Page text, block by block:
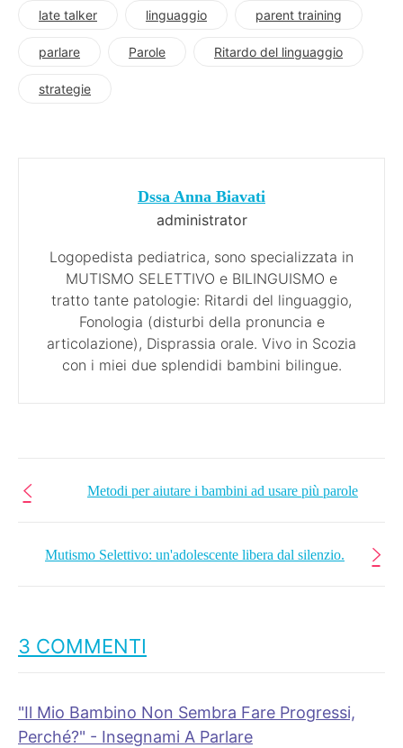
late talker linguaggio parent training
parlare Parole Ritardo del linguaggio
strategie
Dssa Anna Biavati
administrator
Logopedista pediatrica, sono specializzata in
MUTISMO SELETTIVO e BILINGUISMO e
tratto tante patologie: Ritardi del linguaggio,
Fonologia (disturbi della pronuncia e
articolazione), Disprassia orale. Vivo in Scozia
con i miei due splendidi bambini bilingue.
Mutismo Selettivo: un'adolescente libera dal silenzio.
Metodi per aiutare i bambini ad usare più parole
3 COMMENTI
"Il Mio Bambino Non Sembra Fare Progressi,
Perché?" - Insegnami A Parlare